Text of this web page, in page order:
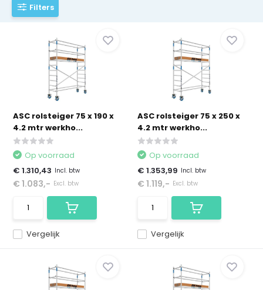
Filters
ASC rolsteiger 75 x 190 x
4.2 mtr werkho...
Vergelijk
Op voorraad
€ 1.310,43 Incl. btw
€ 1.083,- Excl. btw
ASC rolsteiger 75 x 250 x
4.2 mtr werkho...
Vergelijk
Op voorraad
€ 1.353,99 Incl. btw
€ 1.119,- Excl. btw